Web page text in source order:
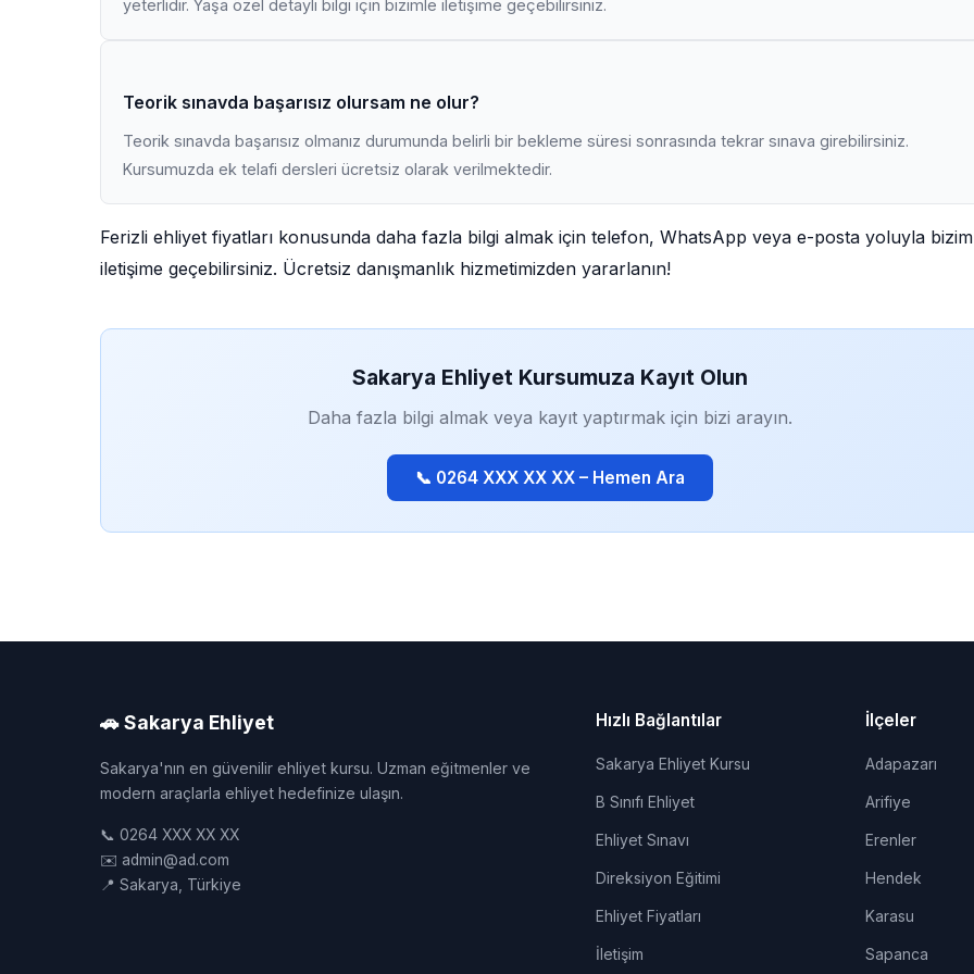
yeterlidir. Yaşa özel detaylı bilgi için bizimle iletişime geçebilirsiniz.
Teorik sınavda başarısız olursam ne olur?
Teorik sınavda başarısız olmanız durumunda belirli bir bekleme süresi sonrasında tekrar sınava girebilirsiniz.
Kursumuzda ek telafi dersleri ücretsiz olarak verilmektedir.
Ferizli ehliyet fiyatları konusunda daha fazla bilgi almak için telefon, WhatsApp veya e-posta yoluyla
iletişime geçebilirsiniz. Ücretsiz danışmanlık hizmetimizden yararlanın!
Sakarya Ehliyet Kursumuza Kayıt Olun
Daha fazla bilgi almak veya kayıt yaptırmak için bizi arayın.
📞 0264 XXX XX XX – Hemen Ara
🚗 Sakarya Ehliyet
Sakarya'nın en güvenilir ehliyet kursu. Uzman eğitmenler ve
modern araçlarla ehliyet hedefinize ulaşın.
📞 0264 XXX XX XX
✉️ admin@ad.com
📍 Sakarya, Türkiye
Hızlı Bağlantılar
Sakarya Ehliyet Kursu
B Sınıfı Ehliyet
Ehliyet Sınavı
Direksiyon Eğitimi
Ehliyet Fiyatları
İletişim
İlçeler
Adapazarı
Arifiye
Erenler
Hendek
Karasu
Sapanca